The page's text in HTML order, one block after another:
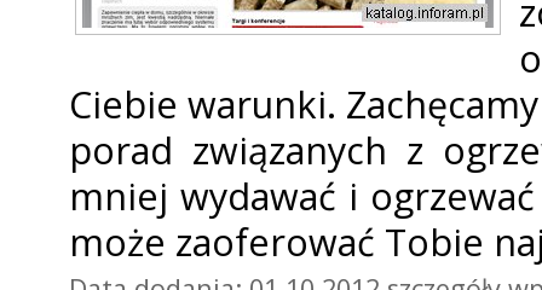
Ciebie warunki.
porad związanych z
mniej wydawać i
może zaoferować Tobie